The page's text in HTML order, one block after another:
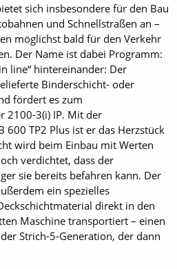
sich insbesondere für den Bau
und Schnellstraßen an –
möglichst bald für den Verkehr
Der Name ist dabei Programm:
line“ hintereinander: Der
Binderschicht- oder
fördert es zum
2100-3(i) IP. Mit der
600 TP2 Plus ist er das Herzstück
wird beim Einbau mit Werten
verdichtet, dass der
sie bereits befahren kann. Der
ein spezielles
direkt in den
Maschine transportiert – einen
Strich-5-Generation, der dann